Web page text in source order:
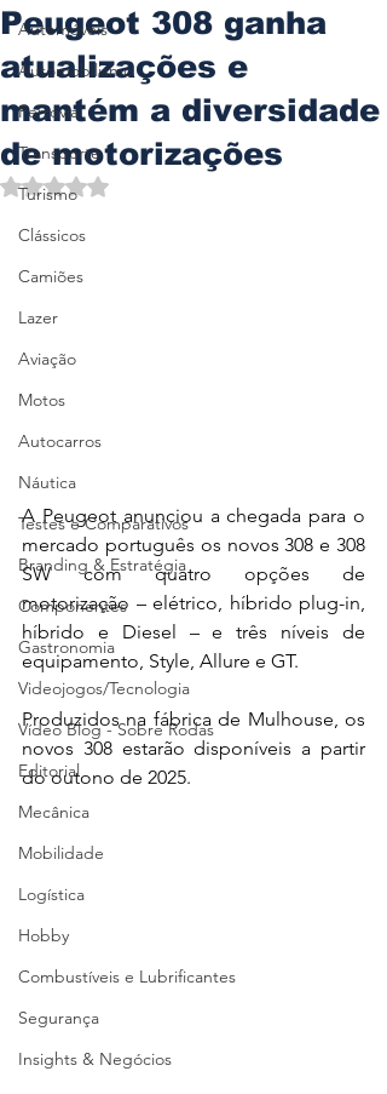
Automóveis
Automobilismo
Ferrovia
Transporte
Turismo
Clássicos
Camiões
Lazer
Aviação
Motos
Autocarros
Náutica
Testes e Comparativos
Branding & Estratégia
Componentes
Gastronomia
Videojogos/Tecnologia
Vídeo Blog - Sobre Rodas
Editorial
Mecânica
Mobilidade
Logística
Hobby
Combustíveis e Lubrificantes
Segurança
Insights & Negócios
Peugeot 308 ganha
atualizações e
mantém a diversidade
de motorizações
Avaliado com NaN de 5 estrelas.
A Peugeot anunciou a chegada para o
mercado português os novos 308 e 308
SW com quatro opções de
motorização – elétrico, híbrido plug-in,
híbrido e Diesel – e três níveis de
equipamento, Style, Allure e GT.
Produzidos na fábrica de Mulhouse, os
novos 308 estarão disponíveis a partir
do outono de 2025.